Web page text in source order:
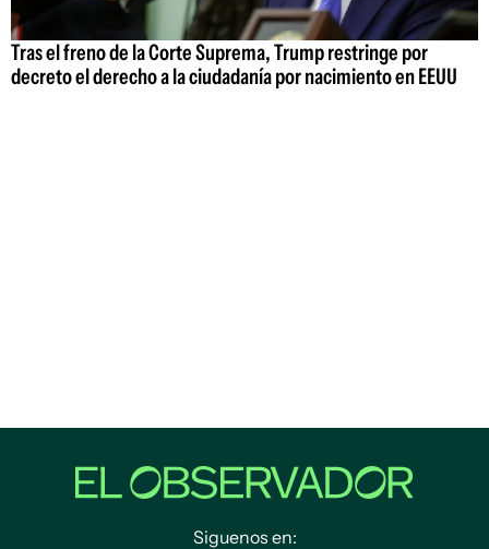
Tras el freno de la Corte Suprema, Trump restringe por
decreto el derecho a la ciudadanía por nacimiento en EEUU
Siguenos en: